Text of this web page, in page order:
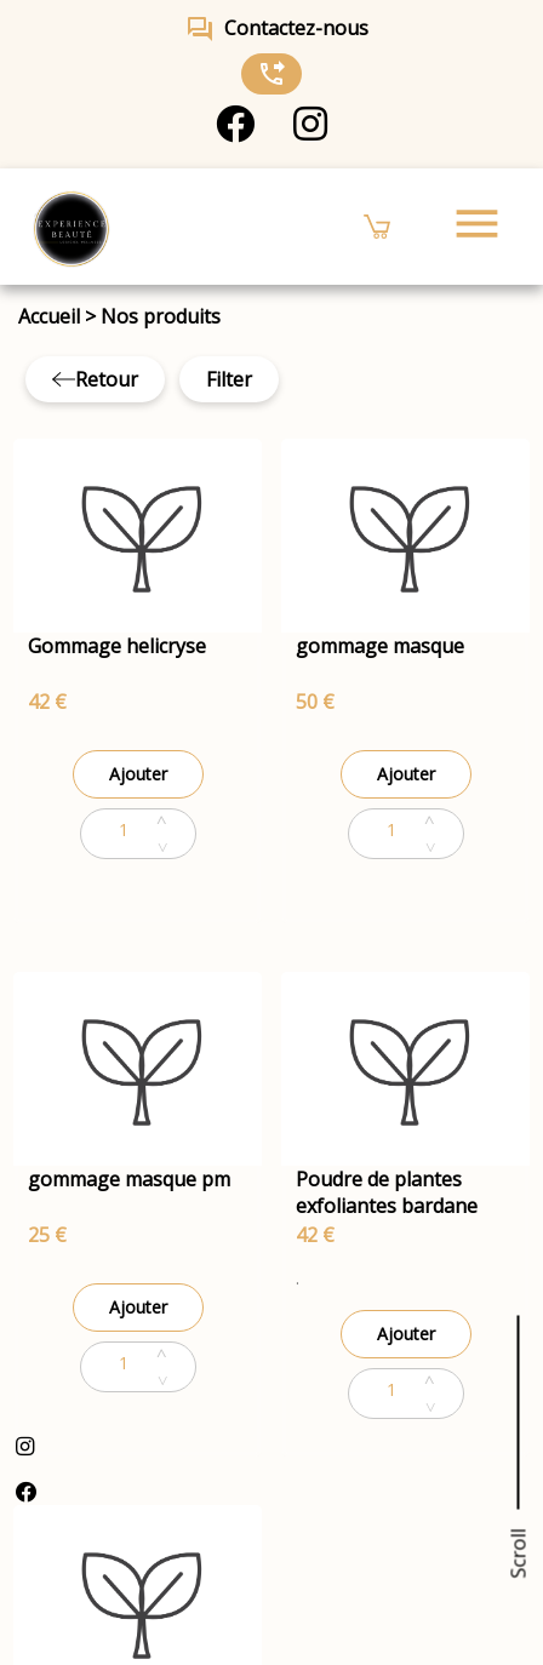
forum Contactez-nous
phone_forwarded
menu
Scroll
Accueil >Nos produits
Retour Filter
Gommage helicryse
42 €
Ajouter
gommage masque
50 €
Ajouter
gommage masque pm
25 €
Ajouter
Poudre de plantes
exfoliantes bardane
42 €
.
Ajouter